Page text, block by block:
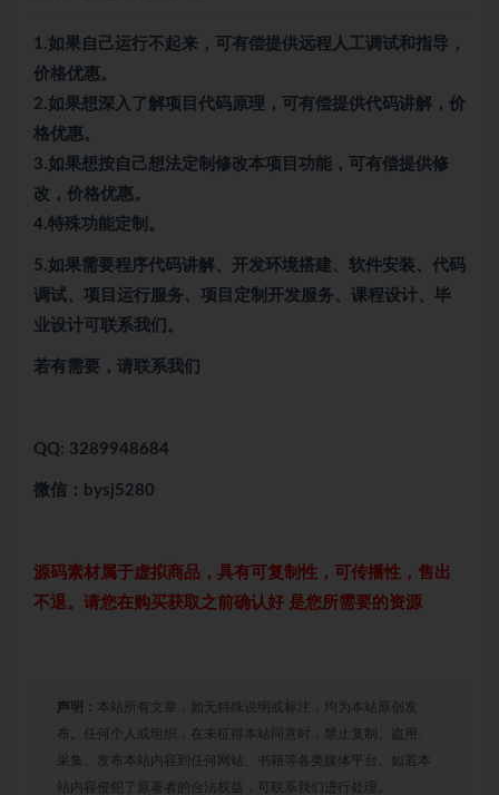
1.如果自己运行不起来，可有偿提供远程人工调试和指导，
价格优惠。
2.如果想深入了解项目代码原理，可有偿提供代码讲解，价
格优惠。
3.如果想按自己想法定制修改本项目功能，可有偿提供修
改，价格优惠。
4.特殊功能定制。
5.如果需要程序代码讲解、开发环境搭建、软件安装、代码
调试、项目运行服务、项目定制开发服务、课程设计、毕
业设计可联系我们。
若有需要，请联系我们
QQ: 3289948684
微信：bysj5280
源码素材属于虚拟商品，具有可复制性，可传播性，售出
不退。请您在购买获取之前确认好 是您所需要的资源
声明： 本站所有文章，如无特殊说明或标注，均为本站原创发
布。任何个人或组织，在未征得本站同意时，禁止复制、盗用、
采集、发布本站内容到任何网站、书籍等各类媒体平台。如若本
站内容侵犯了原著者的合法权益，可联系我们进行处理。